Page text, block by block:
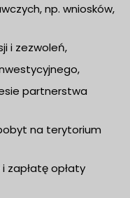
np. wniosków,
i zezwoleń,
partnerstwa
na terytorium
zapłatę opłaty